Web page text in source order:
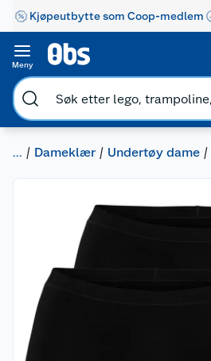
Kjøpeutbytte som Coop-medlem
Meny
... Dameklær Undertøy dame